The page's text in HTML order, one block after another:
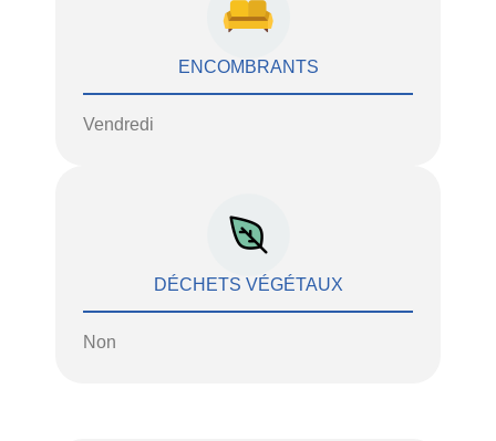
ENCOMBRANTS
Vendredi
DÉCHETS VÉGÉTAUX
Non